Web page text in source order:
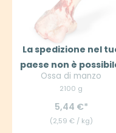
La spedizione nel
paese non è
Ossa di manzo
2100 g
5,44 €
(2,59 € / kg)